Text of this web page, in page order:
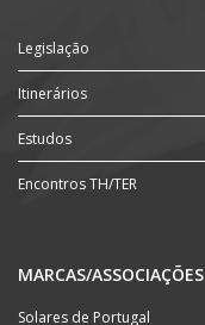
Legislação
Itinerários
Estudos
Encontros TH/TER
MARCAS/ASSOCIAÇÕES
Solares de Portugal